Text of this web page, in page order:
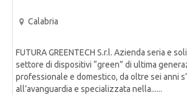
Calabria
FUTURA GREENTECH S.r.l. Azienda seria e
settore di dispositivi “green” di ultima
professionale e domestico, da oltre sei anni
all’avanguardia e specializzata nella......